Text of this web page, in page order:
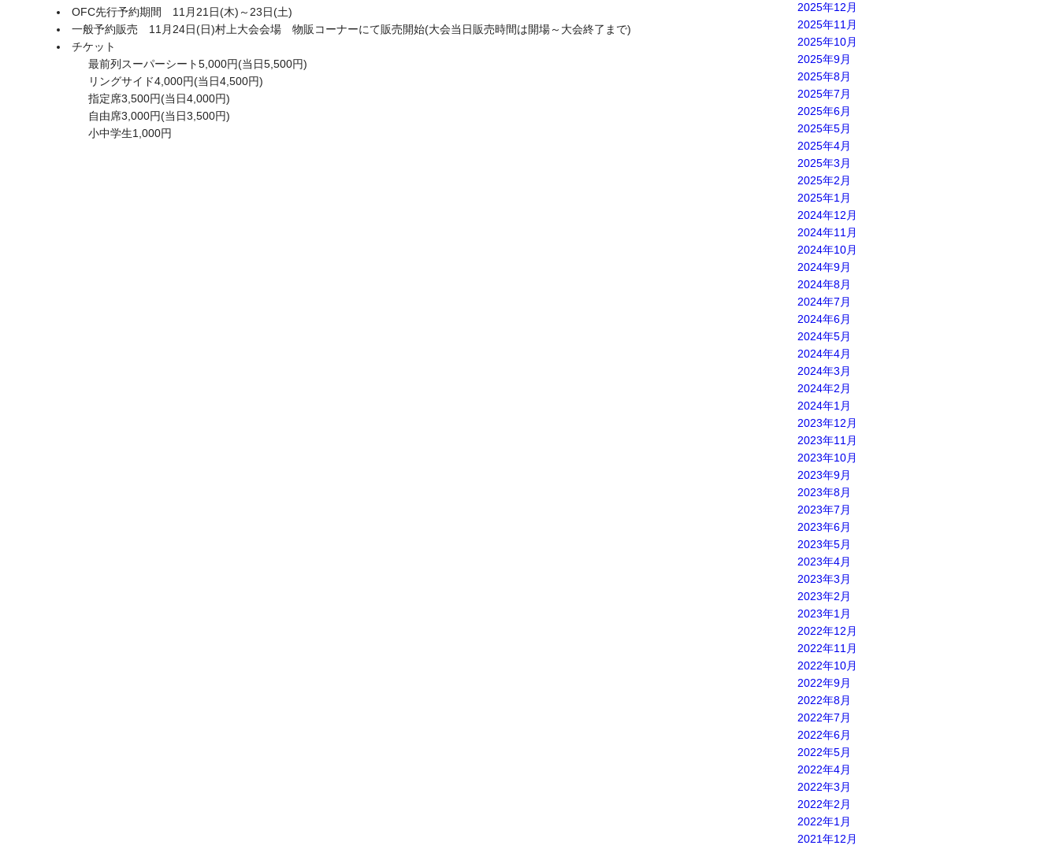
OFC先行予約期間 11月21日(木)～23日(土)
一般予約販売 11月24日(日)村上大会会場 物販コーナーにて販売開始(大会当日販売時間は開場～大会終了まで)
チケット
最前列スーパーシート5,000円(当日5,500円)
リングサイド4,000円(当日4,500円)
指定席3,500円(当日4,000円)
自由席3,000円(当日3,500円)
小中学生1,000円
2025年12月
2025年11月
2025年10月
2025年9月
2025年8月
2025年7月
2025年6月
2025年5月
2025年4月
2025年3月
2025年2月
2025年1月
2024年12月
2024年11月
2024年10月
2024年9月
2024年8月
2024年7月
2024年6月
2024年5月
2024年4月
2024年3月
2024年2月
2024年1月
2023年12月
2023年11月
2023年10月
2023年9月
2023年8月
2023年7月
2023年6月
2023年5月
2023年4月
2023年3月
2023年2月
2023年1月
2022年12月
2022年11月
2022年10月
2022年9月
2022年8月
2022年7月
2022年6月
2022年5月
2022年4月
2022年3月
2022年2月
2022年1月
2021年12月